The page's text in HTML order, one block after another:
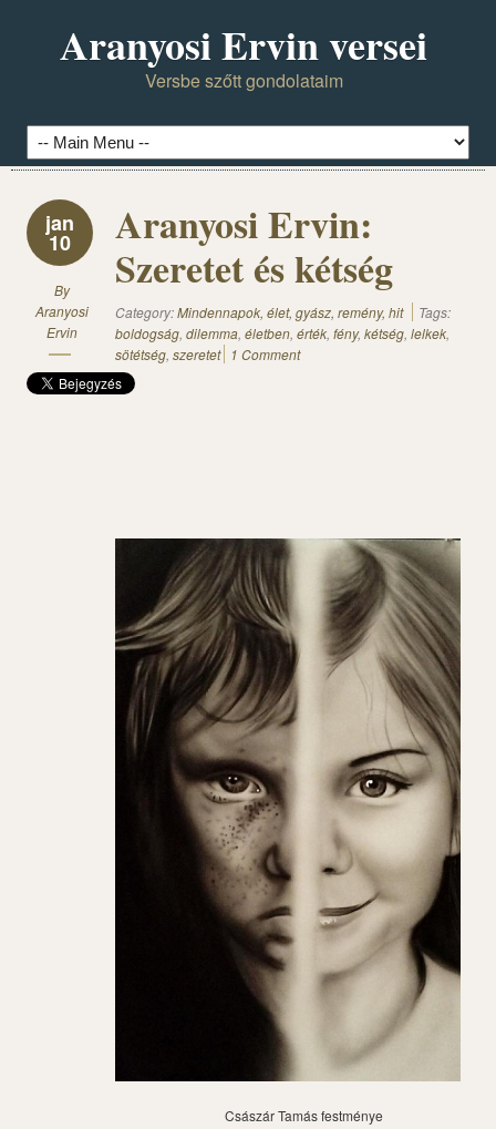
Aranyosi Ervin versei
Versbe szőtt gondolataim
jan
10
By
Aranyosi
Ervin
Aranyosi Ervin:
Szeretet és kétség
Category:Mindennapok, élet, gyász, remény, hit
Tags:
boldogság, dilemma, életben, érték, fény, kétség, lelkek,
sötétség, szeretet 1 Comment
Császár Tamás festménye